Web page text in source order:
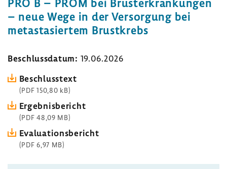
PRO B – PROM bei Brust­er­kran­kungen
– neue Wege in der Versor­gung bei
meta­stasiertem Brust­krebs
Beschluss­datum: 19.06.2026
Beschluss­text
(PDF 150,80 kB)
Ergeb­nis­be­richt
(PDF 48,09 MB)
Evalua­ti­ons­be­richt
(PDF 6,97 MB)